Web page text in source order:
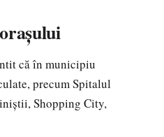
că în municipiu
precum Spitalul
Shopping City,